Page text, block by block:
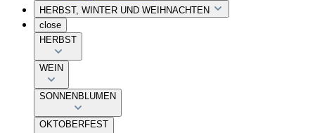
HERBST, WINTER UND WEIHNACHTEN
close
HERBST
WEIN
SONNENBLUMEN
OKTOBERFEST